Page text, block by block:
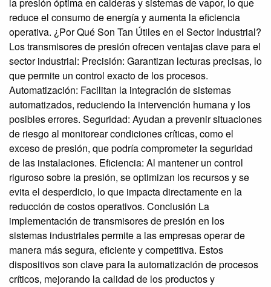
reduce el consumo de energía y aumenta la eficiencia
operativa. ¿Por Qué Son Tan Útiles en el Sector Industrial?
Los transmisores de presión ofrecen ventajas clave para el
sector industrial: Precisión: Garantizan lecturas precisas, lo
que permite un control exacto de los procesos.
Automatización: Facilitan la integración de sistemas
automatizados, reduciendo la intervención humana y los
posibles errores. Seguridad: Ayudan a prevenir situaciones
de riesgo al monitorear condiciones críticas, como el
exceso de presión, que podría comprometer la seguridad
de las instalaciones. Eficiencia: Al mantener un control
riguroso sobre la presión, se optimizan los recursos y se
evita el desperdicio, lo que impacta directamente en la
reducción de costos operativos. Conclusión La
implementación de transmisores de presión en los
sistemas industriales permite a las empresas operar de
manera más segura, eficiente y competitiva. Estos
dispositivos son clave para la automatización de procesos
críticos, mejorando la calidad de los productos y